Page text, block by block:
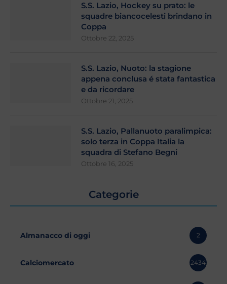
S.S. Lazio, Hockey su prato: le
squadre biancocelesti brindano in
Coppa
Ottobre 22, 2025
S.S. Lazio, Nuoto: la stagione
appena conclusa é stata fantastica
e da ricordare
Ottobre 21, 2025
S.S. Lazio, Pallanuoto paralimpica:
solo terza in Coppa Italia la
squadra di Stefano Begni
Ottobre 16, 2025
Categorie
Almanacco di oggi 2
Calciomercato 2434